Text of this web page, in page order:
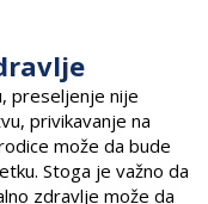
preseljenje nije
privikavanje na
može da bude
Stoga je važno da
zdravlje može da